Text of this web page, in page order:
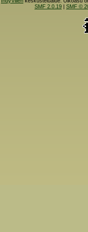
SMF 2.0.19| SMF ©